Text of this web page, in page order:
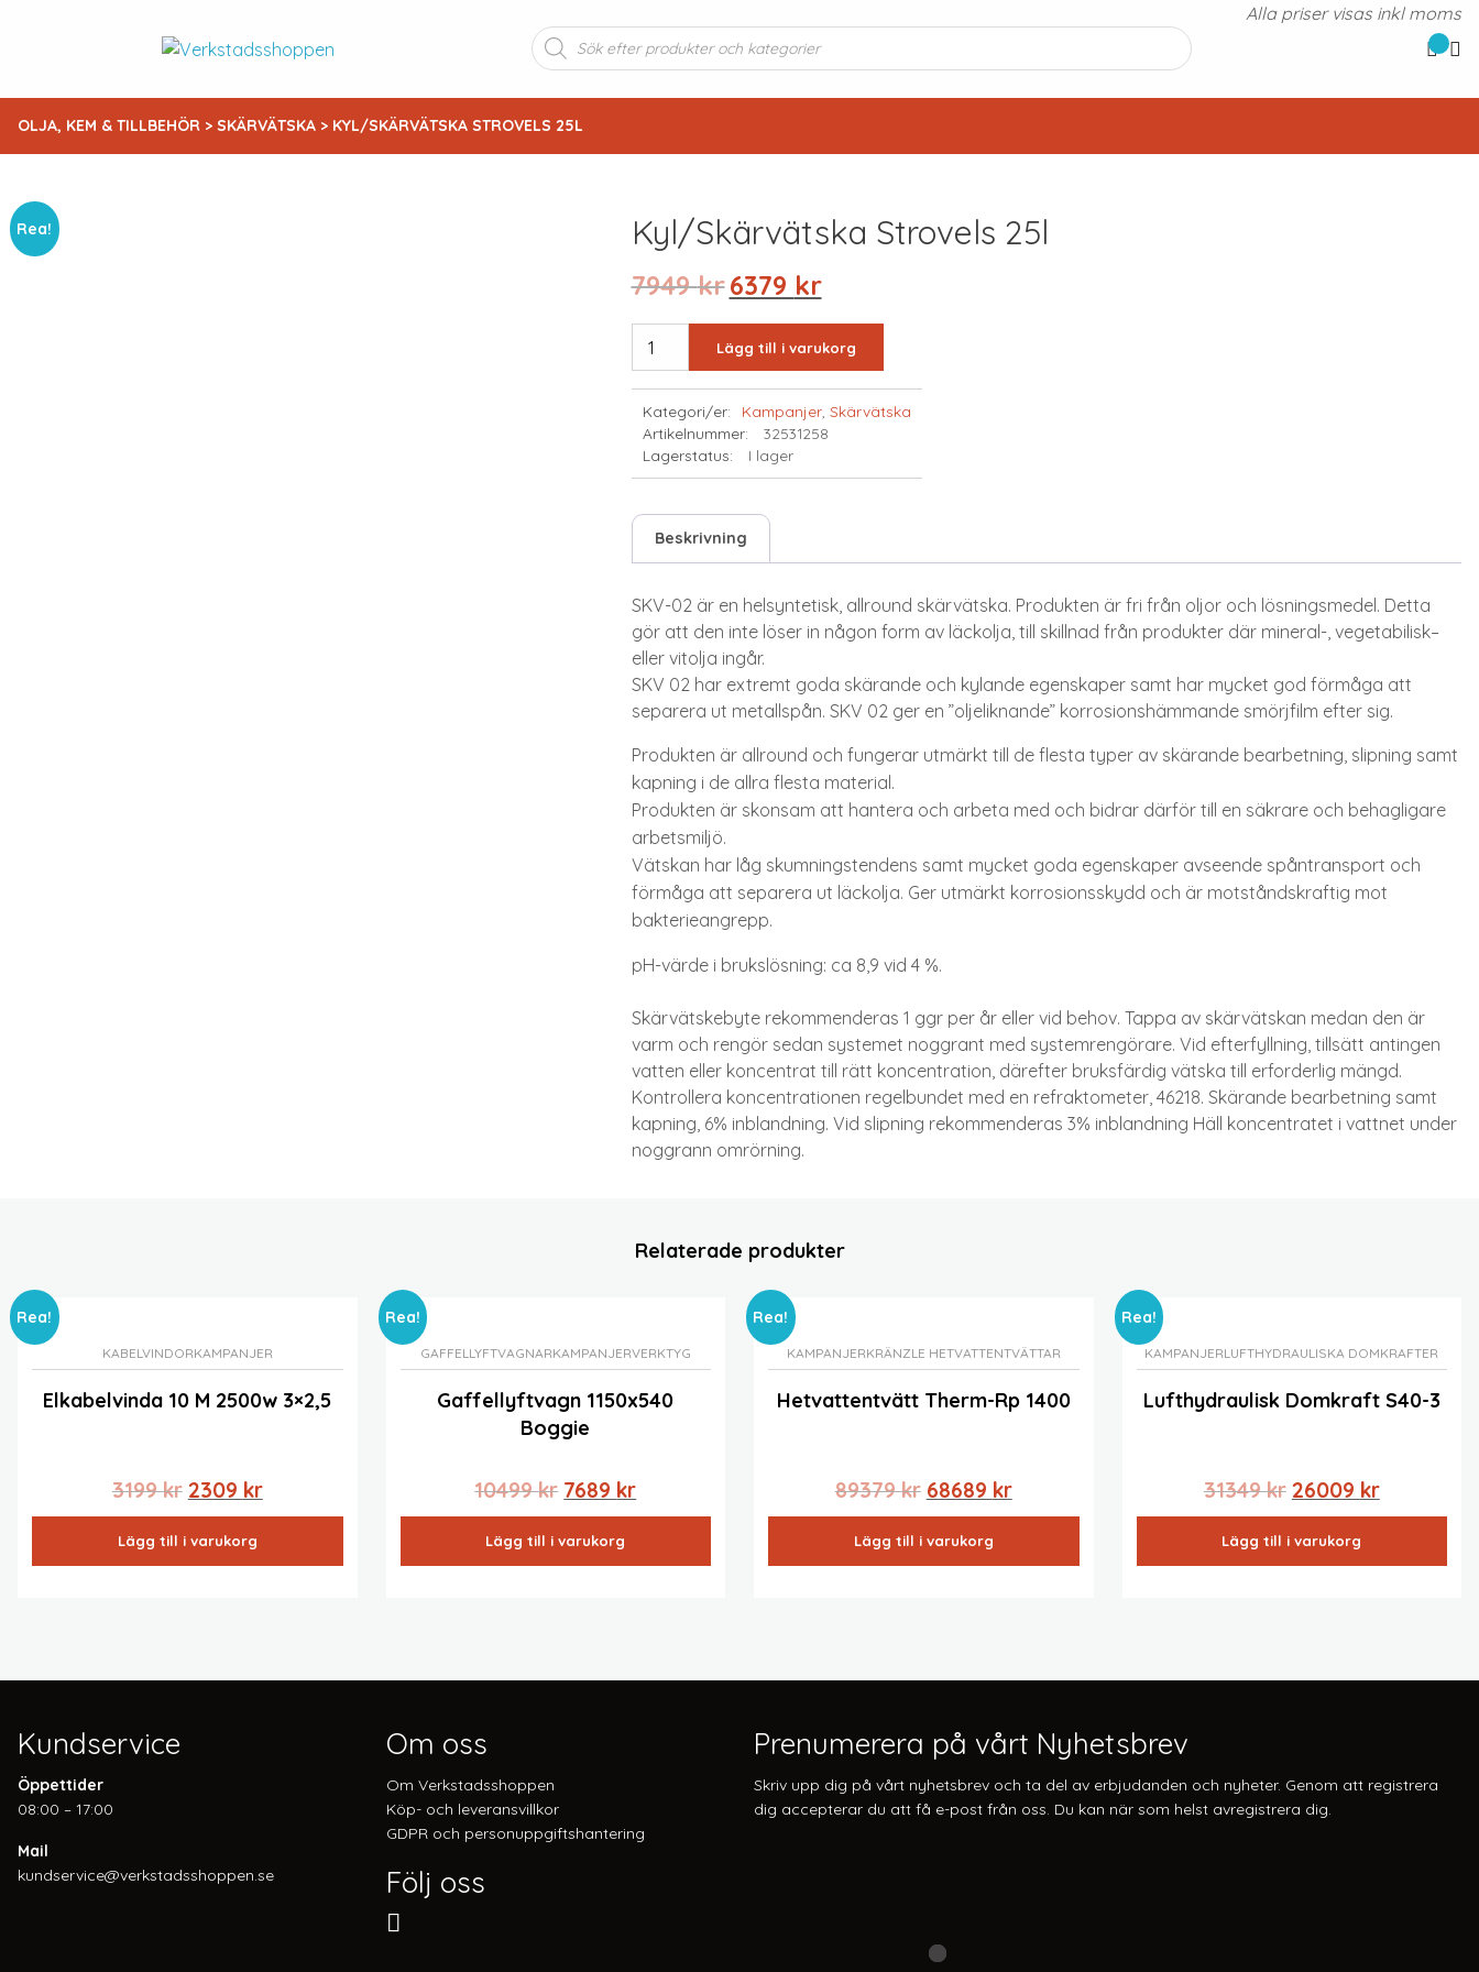
Alla priser visas inkl moms
Produktsökning
OLJA, KEM & TILLBEHÖR > SKÄRVÄTSKA > KYL/SKÄRVÄTSKA STROVELS 25L
Rea! Kyl/skärvätska Strovels 25l
7949kr Det
ursprungliga
var:
7949 kr.
6379 krDet
nuvarande
är:
6379 kr.
25L
mängd
Lägg till i varukorg
Kategori/er: Kampanjer, Skärvätska
Artikelnummer:
32531258
Lagerstatus:
I lager
Beskrivning
SKV-02 är en helsyntetisk, allround skärvätska. Produkten är fri från oljor och lösningsmedel. Detta
gör att den inte löser in någon form av läckolja, till skillnad från produkter där mineral-, vegetabilisk–
eller vitolja ingår.
SKV 02 har extremt goda skärande och kylande egenskaper samt har mycket god förmåga att
separera ut metallspån. SKV 02 ger en ”oljeliknande” korrosionshämmande smörjfilm efter sig.
Produkten är allround och fungerar utmärkt till de flesta typer av skärande bearbetning, slipning samt
kapning i de allra flesta material.
Produkten är skonsam att hantera och arbeta med och bidrar därför till en säkrare och behagligare
arbetsmiljö.
Vätskan har låg skumningstendens samt mycket goda egenskaper avseende spåntransport och
förmåga att separera ut läckolja. Ger utmärkt korrosionsskydd och är motståndskraftig mot
bakterieangrepp.
pH-värde i brukslösning: ca 8,9 vid 4 %.
Skärvätskebyte rekommenderas 1 ggr per år eller vid behov. Tappa av skärvätskan medan den är
varm och rengör sedan systemet noggrant med systemrengörare. Vid efterfyllning, tillsätt antingen
vatten eller koncentrat till rätt koncentration, därefter bruksfärdig vätska till erforderlig mängd.
Kontrollera koncentrationen regelbundet med en refraktometer, 46218. Skärande bearbetning samt
kapning, 6% inblandning. Vid slipning rekommenderas 3% inblandning Häll koncentratet i vattnet under
noggrann omrörning.
Relaterade produkter
Rea!
KABELVINDORKAMPANJER
Elkabelvinda 10 M 2500w 3×2,5
3199kr Det
ursprungliga
priset
2309 krDet
nuvarande
Lägg till i varukorg
Rea!
GAFFELLYFTVAGNARKAMPANJERVERKTYG
Gaffellyftvagn 1150x540
Boggie
10499kr Det
ursprungliga
priset
7689 krDet
nuvarande
Lägg till i varukorg
Rea!
KAMPANJERKRÄNZLE HETVATTENTVÄTTAR
Hetvattentvätt Therm-Rp 1400
89379kr Det
ursprungliga
priset
68689 krDet
nuvarande
Lägg till i varukorg
Rea!
KAMPANJERLUFTHYDRAULISKA DOMKRAFTER
Lufthydraulisk Domkraft S40-3
31349kr Det
ursprungliga
priset
26009 krDet
nuvarande
Lägg till i varukorg
Kundservice
Öppettider
08:00 – 17:00
Mail
kundservice@verkstadsshoppen.se
Om oss
Om Verkstadsshoppen
Köp- och leveransvillkor
GDPR och personuppgiftshantering
Följ oss
Prenumerera på vårt Nyhetsbrev
Skriv upp dig på vårt nyhetsbrev och ta del av erbjudanden och nyheter. Genom att registrera
dig accepterar du att få e-post från oss. Du kan när som helst avregistrera dig.